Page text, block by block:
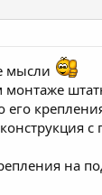
мысли
его
на